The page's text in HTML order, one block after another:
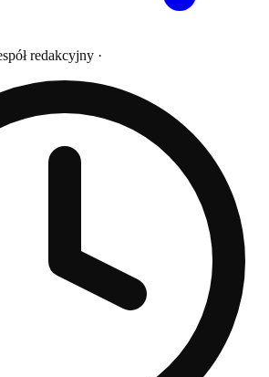
redakcyjny ·